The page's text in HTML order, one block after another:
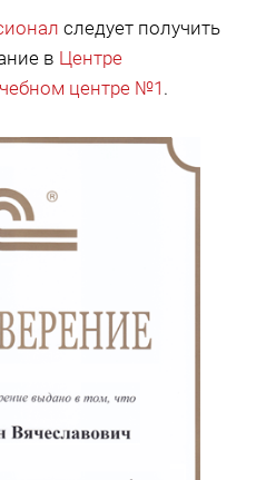
следует получить
в Центре
центре №1.